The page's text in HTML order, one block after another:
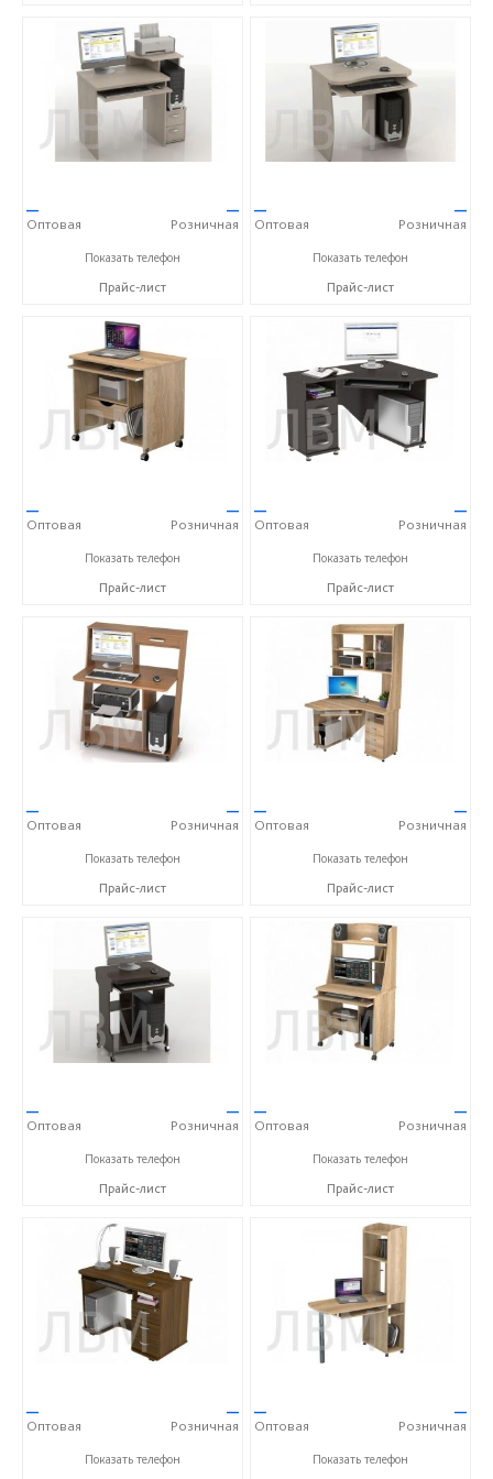
—
Оптовая
—
Розничная
+7 (900) 023-00-11
Показать телефон
Прайс-лист
—
Оптовая
—
Розничная
+7 (900) 023-00-11
Показать телефон
Прайс-лист
—
Оптовая
—
Розничная
+7 (900) 023-00-11
Показать телефон
Прайс-лист
—
Оптовая
—
Розничная
+7 (900) 023-00-11
Показать телефон
Прайс-лист
—
Оптовая
—
Розничная
+7 (900) 023-00-11
Показать телефон
Прайс-лист
—
Оптовая
—
Розничная
+7 (900) 023-00-11
Показать телефон
Прайс-лист
—
Оптовая
—
Розничная
+7 (900) 023-00-11
Показать телефон
Прайс-лист
—
Оптовая
—
Розничная
+7 (900) 023-00-11
Показать телефон
Прайс-лист
—
Оптовая
—
Розничная
+7 (900) 023-00-11
Показать телефон
—
Оптовая
—
Розничная
+7 (900) 023-00-11
Показать телефон